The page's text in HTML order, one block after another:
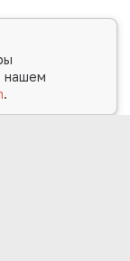
нашем
.